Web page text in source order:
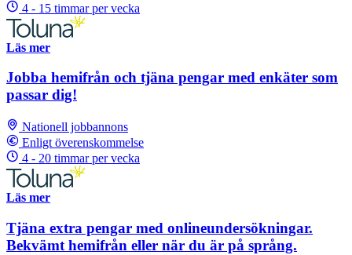
4 - 15 timmar per vecka
Läs mer
Jobba hemifrån och tjäna pengar med enkäter som
passar dig!
Nationell jobbannons
Enligt överenskommelse
4 - 20 timmar per vecka
Läs mer
Tjäna extra pengar med onlineundersökningar.
Bekvämt hemifrån eller när du är på språng.